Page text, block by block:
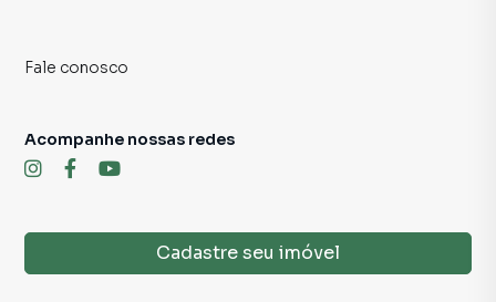
Fale conosco
Cadastre seu imóvel
Acompanhe nossas redes